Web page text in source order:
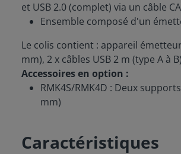
et USB 2.0 (complet) via un câble
Ensemble composé d'un
Le colis contient : appareil
mm), 2 x câbles USB 2 m (type A à
Accessoires en option :
RMK4S/RMK4D : Deux
mm)
Caractéristiques